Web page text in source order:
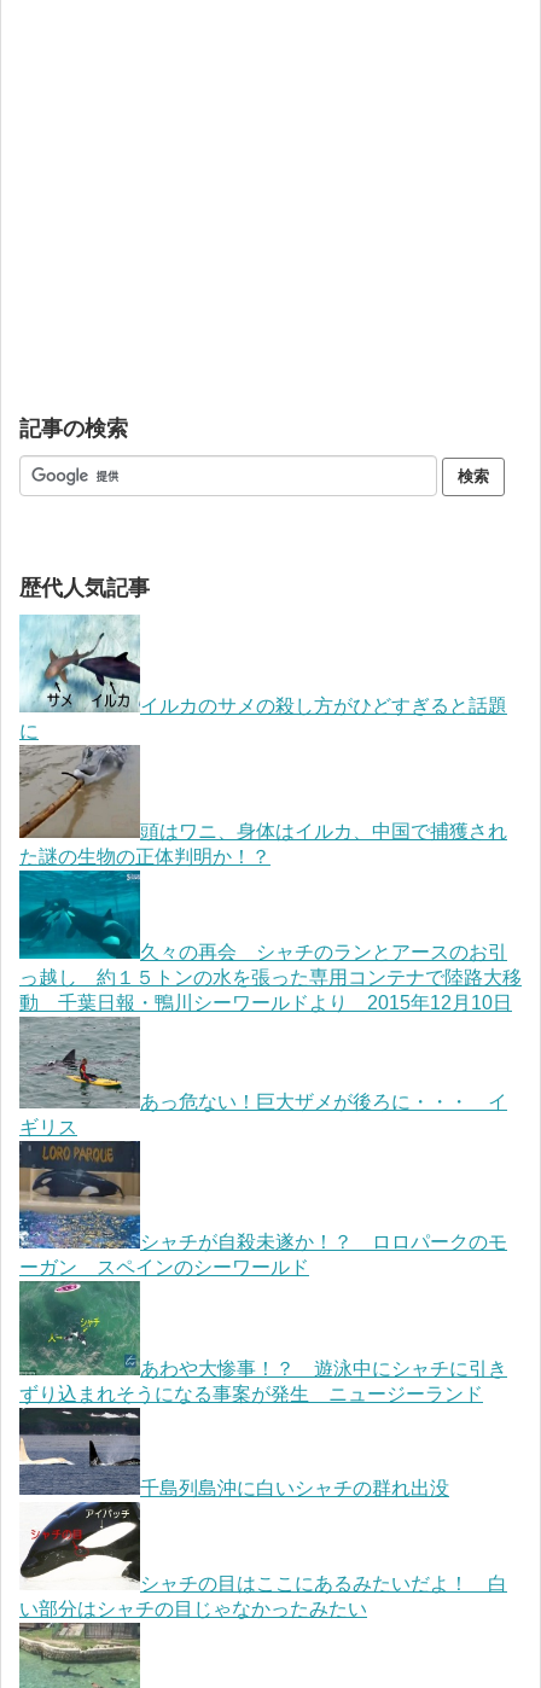
記事の検索
歴代人気記事
イルカのサメの殺し方がひどすぎると話題
に
頭はワニ、身体はイルカ、中国で捕獲され
た謎の生物の正体判明か！？
久々の再会 シャチのランとアースのお引
っ越し 約１５トンの水を張った専用コンテナで陸路大移
動 千葉日報・鴨川シーワールドより 2015年12月10日
あっ危ない！巨大ザメが後ろに・・・ イ
ギリス
シャチが自殺未遂か！？ ロロパークのモ
ーガン スペインのシーワールド
あわや大惨事！？ 遊泳中にシャチに引き
ずり込まれそうになる事案が発生 ニュージーランド
千島列島沖に白いシャチの群れ出没
シャチの目はここにあるみたいだよ！ 白
い部分はシャチの目じゃなかったみたい